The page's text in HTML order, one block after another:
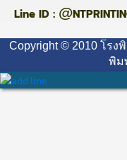
Line ID : @
Copyright © 2010 โรง
พิม